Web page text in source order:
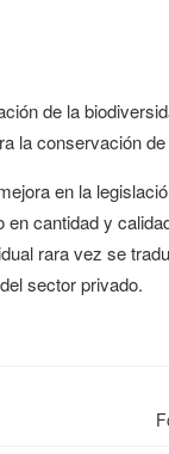
de la
la conservación
en la
en cantidad y
rara vez se
sector privado.